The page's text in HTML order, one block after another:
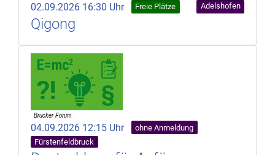
02.09.2026 16:30 Uhr Freie Plätze Adelshofen
Qigong
04.09.2026 12:15 Uhr
ohne Anmeldung
Fürstenfeldbruck